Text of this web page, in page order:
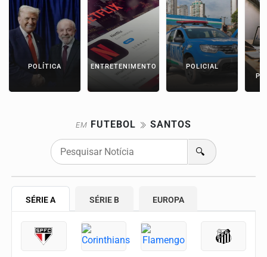
POLÍTICA ENTRETENIMENTO POLICIAL
EM FUTEBOL SANTOS
🔍
SÉRIE A SÉRIE B EUROPA